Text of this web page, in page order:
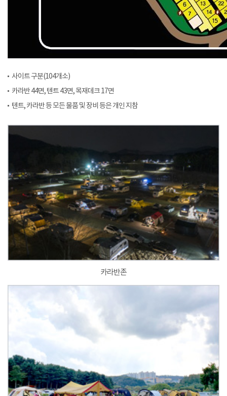
사이트 구분(104개소)
카라반 44면, 텐트 43면, 목재데크 17면
텐트, 카라반 등 모든 물품 및 장비 등은 개인 지참
카라반존